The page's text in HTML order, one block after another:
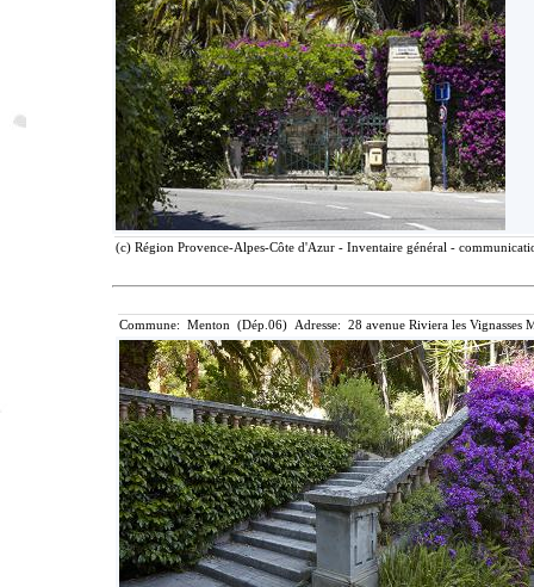
(c) Région Provence-Alpes-Côte d'Azur - Inventaire général -
Commune: Menton (Dép.06) Adresse: 28 avenue Riviera les